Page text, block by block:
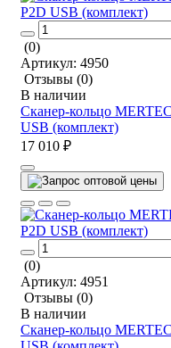
(0)
Артикул: 4950
Отзывы (0)
В наличии
Сканер-кольцо
USB (комплект)
17 010 ₽
(0)
Артикул: 4951
Отзывы (0)
В наличии
Сканер-кольцо